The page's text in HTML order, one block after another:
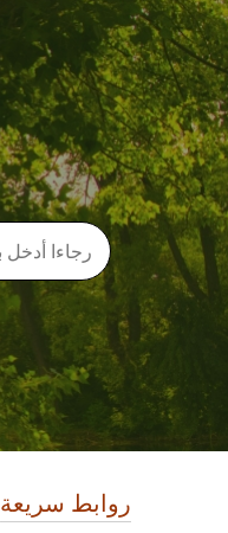
روابط سريعة